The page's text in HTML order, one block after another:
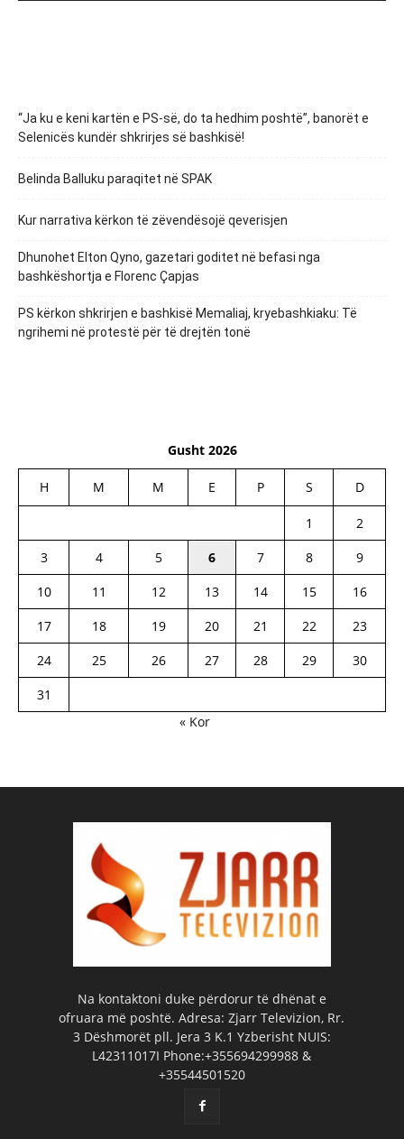
“Ja ku e keni kartën e PS-së, do ta hedhim poshtë”, banorët e
Selenicës kundër shkrirjes së bashkisë!
Belinda Balluku paraqitet në SPAK
Kur narrativa kërkon të zëvendësojë qeverisjen
Dhunohet Elton Qyno, gazetari goditet në befasi nga
bashkëshortja e Florenc Çapjas
PS kërkon shkrirjen e bashkisë Memaliaj, kryebashkiaku: Të
ngrihemi në protestë për të drejtën tonë
Gusht 2026
H M M E P S D
1
2
3
4 5 6 7 8
9
10
11 12 13 14 15
16
17
18 19 20 21 22
23
24
25 26 27 28 29
30
31
« Kor
Na kontaktoni duke përdorur të dhënat e
ofruara më poshtë. Adresa: Zjarr Televizion, Rr.
3 Dëshmorët pll. Jera 3 K.1 Yzberisht NUIS:
L42311017I Phone:+355694299988 &
+35544501520